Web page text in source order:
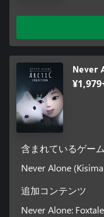
Never
含まれているゲーム
Never Alone
追加コンテンツ
Never Alone: